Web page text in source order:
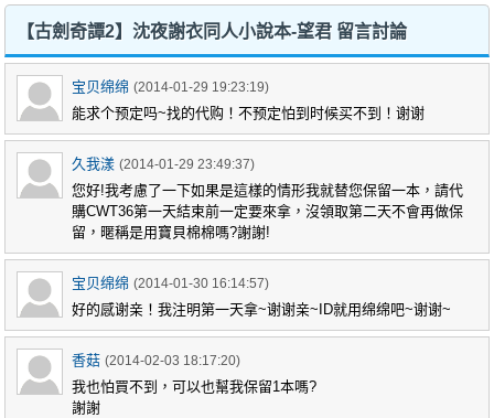
【古劍奇譚2】沈夜謝衣同人小說本-望君 留言討論
宝贝绵绵 (2014-01-29 19:23:19)
能求个预定吗~找的代购！不预定怕到时候买不到！谢谢
久我漾 (2014-01-29 23:49:37)
您好!我考慮了一下如果是這樣的情形我就替您保留一本，請代
購CWT36第一天結束前一定要來拿，沒領取第二天不會再做保
留，暱稱是用寶貝棉棉嗎?謝謝!
宝贝绵绵 (2014-01-30 16:14:57)
好的感谢亲！我注明第一天拿~谢谢亲~ID就用绵绵吧~谢谢~
香菇 (2014-02-03 18:17:20)
我也怕買不到，可以也幫我保留1本嗎?
謝謝